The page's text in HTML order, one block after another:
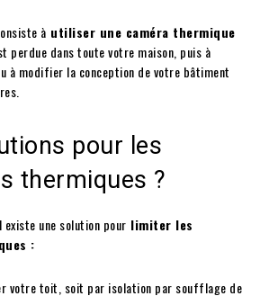
à utiliser une caméra thermique
perdue dans toute votre maison, puis à
à modifier la conception de votre bâtiment
pour les
thermiques ?
une solution pour limiter les
:
votre toit, soit par isolation par soufflage de